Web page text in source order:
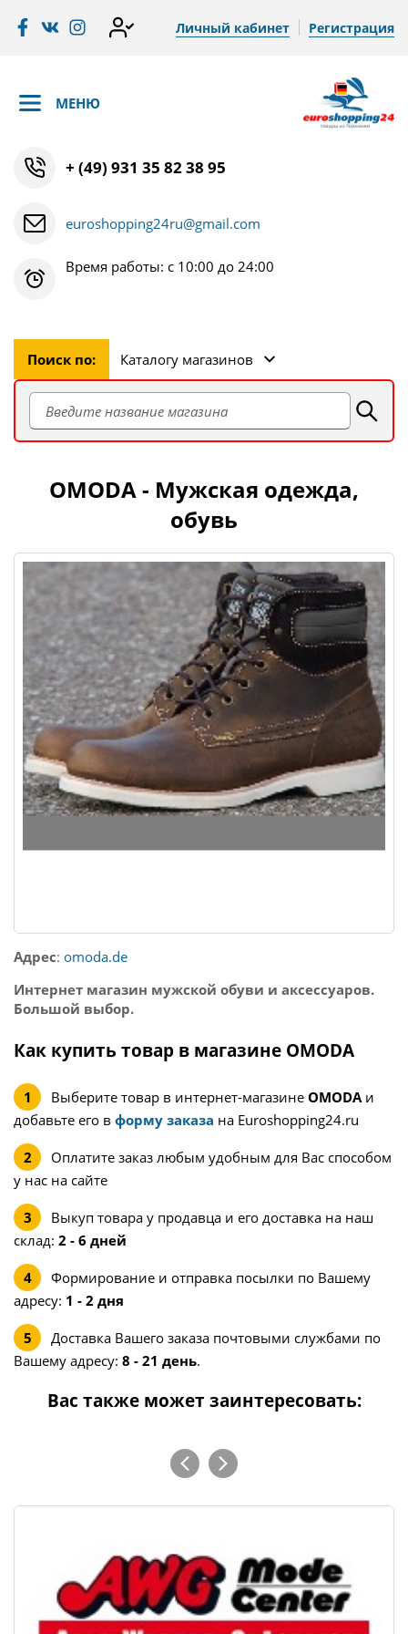
Личный кабинет Регистрация
МЕНЮ
+ (49) 931 35 82 38 95
euroshopping24ru@gmail.com
Время работы: с 10:00 до 24:00
Поиск по: Каталогу магазинов
OMODA - Мужская одежда,
обувь
Адрес: omoda.de
Интернет магазин мужской обуви и аксессуаров.
Большой выбор.
Как купить товар в магазине OMODA
Выберите товар в интернет-магазине OMODAи
добавьте его в форму заказа на Euroshopping24.ru
Оплатите заказ любым удобным для Вас способом
у нас на сайте
Выкуп товара у продавца и его доставка на наш
склад: 2 - 6 дней
Формирование и отправка посылки по Вашему
адресу: 1 - 2 дня
Доставка Вашего заказа почтовыми службами по
Вашему адресу: 8 - 21 день.
Вас также может заинтересовать: